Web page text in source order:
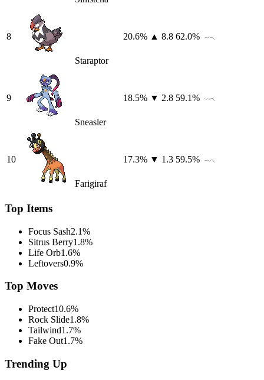
8
Staraptor
20.6% ▲ 8.8 62.0%
9
Sneasler
18.5% ▼ 2.8 59.1%
10
Farigiraf
17.3% ▼ 1.3 59.5%
Top Items
Focus Sash2.1%
Sitrus Berry1.8%
Life Orb1.6%
Leftovers0.9%
Top Moves
Protect10.6%
Rock Slide1.8%
Tailwind1.7%
Fake Out1.7%
Trending Up